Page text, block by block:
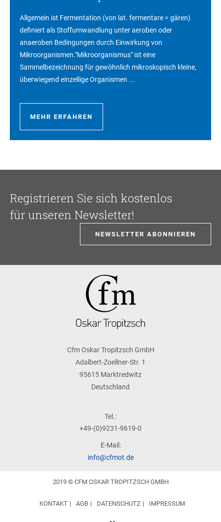
Allgemein ist Fermentation (von lat. fermentare = gären)
definiert als Stoffumwandlung unter aeroben oder
anaeroben Bedingungen durch Einwirkung von
Mikroorganismen."Mikroorganismus" ist eine
Sammelbezeichnung für gewöhnlich mikroskopisch kleine,
überwiegend einzellige Organismen ...
MEHR ERFAHREN
Registrieren Sie sich kostenlos
für unseren Newsletter!
NEWSLETTER ABONNIEREN
Cfm Oskar Tropitzsch GmbH
Adalbert-Zoellner-Str. 1
95615 Marktredwitz
Deutschland
Tel.:
+49-(0)9231-9619-0
E-Mail:
info@cfmot.de
2019 © CFM OSKAR TROPITZSCH GMBH
KONTAKT AGB DATENSCHUTZ IMPRESSUM